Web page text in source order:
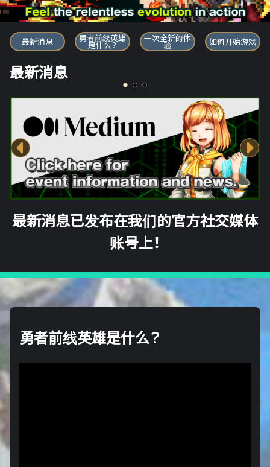
勇者前线英雄
最新消息 勇者前线英雄
是什么？
一次全新的体
验 如何开始游戏
最新消息
最新消息已发布在我们的官方社交媒体
账号上！
勇者前线英雄是什么？